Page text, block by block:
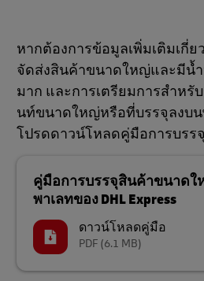
หากต้องการข้อมูลเพิ่มเติมเกี่ย
จัดส่งสินค้าขนาดใหญ่และมีน้
มาก และการเตรียมการสำหรั
นท์ขนาดใหญ่หรือที่บรรจุลงบน
โปรดดาวน์โหลดคู่มือการบรร
คู่มือการบรรจุสินค้าขนาด
พาเลทของ DHL Express
ดาวน์โหลดคู่มือ
PDF (6.1 MB)